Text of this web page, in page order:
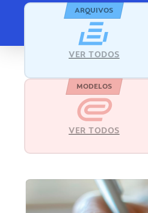
ARQUIVOS
VER TODOS
MODELOS
VER TODOS